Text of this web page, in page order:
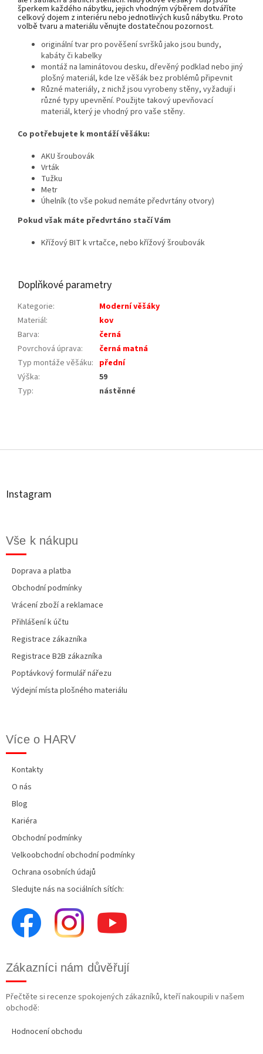
šperkem každého nábytku, jejich vhodným výběrem dotváříte
celkový dojem z interiéru nebo jednotlivých kusů nábytku. Proto
volbě tvaru a materiálu věnujte dostatečnou pozornost.
originální tvar pro pověšení svršků jako jsou bundy,
kabáty či kabelky
montáž na laminátovou desku, dřevěný podklad nebo jiný
plošný materiál, kde lze věšák bez problémů připevnit
Různé materiály, z nichž jsou vyrobeny stěny, vyžadují i
různé typy upevnění. Použijte takový upevňovací
materiál, který je vhodný pro vaše stěny.
Co potřebujete k montáží věšáku:
AKU šroubovák
Vrták
Tužku
Metr
Úhelník (to vše pokud nemáte předvrtány otvory)
Pokud však máte předvrtáno stačí Vám
Křížový BIT k vrtačce, nebo křížový šroubovák
Doplňkové parametry
Kategorie:
Moderní věšáky
Materiál:
kov
Barva:
černá
Povrchová úprava:
černá matná
Typ montáže věšáku: přední
Výška:
59
Typ: nástěnné
á
Instagram
Vše k nákupu
Doprava a platba
Obchodní podmínky
Vrácení zboží a reklamace
Přihlášení k účtu
Registrace zákazníka
Registrace B2B zákazníka
Poptávkový formulář nářezu
Výdejní místa plošného materiálu
Více o HARV
Kontakty
O nás
Blog
Kariéra
Obchodní podmínky
Velkoobchodní obchodní podmínky
Ochrana osobních údajů
Sledujte nás na sociálních sítích:
Zákazníci nám důvěřují
Přečtěte si recenze spokojených zákazníků, kteří nakoupili v našem
obchodě:
Hodnocení obchodu